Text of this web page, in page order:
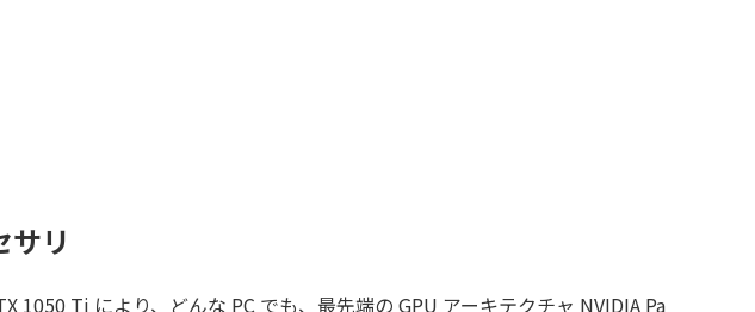
サリ
Ti により、どんな PC でも、最先端の GPU アーキテクチャ NVIDIA Pa